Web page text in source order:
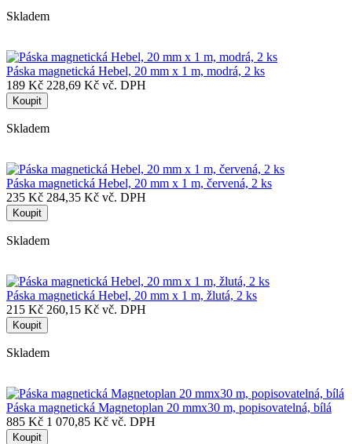
Skladem
Páska magnetická Hebel, 20 mm x 1 m, modrá, 2 ks
189 Kč 228,69 Kč vč. DPH
Koupit
Skladem
Páska magnetická Hebel, 20 mm x 1 m, červená, 2 ks
235 Kč 284,35 Kč vč. DPH
Koupit
Skladem
Páska magnetická Hebel, 20 mm x 1 m, žlutá, 2 ks
215 Kč 260,15 Kč vč. DPH
Koupit
Skladem
Páska magnetická Magnetoplan 20 mmx30 m, popisovatelná, bílá
885 Kč 1 070,85 Kč vč. DPH
Koupit